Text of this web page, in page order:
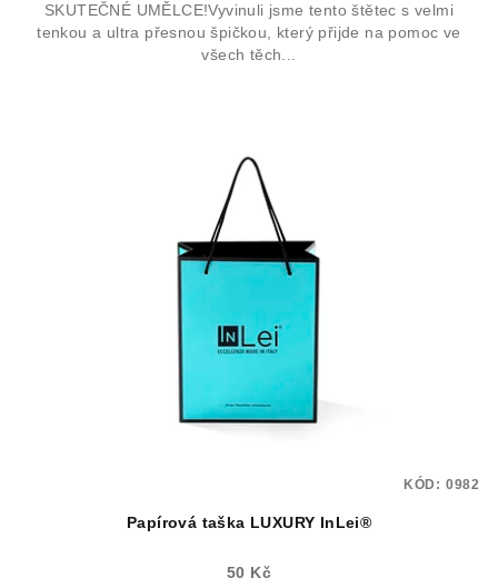
SKUTEČNÉ UMĚLCE!Vyvinuli jsme tento štětec s velmi
tenkou a ultra přesnou špičkou, který přijde na pomoc ve
všech těch...
Papírová taška LUXURY InLei®
50 Kč
KÓD: 0982